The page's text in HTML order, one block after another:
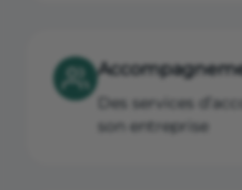
Des services
son entreprise